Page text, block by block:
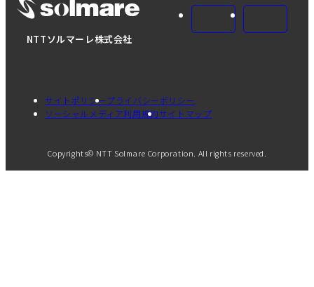
NTTソルマーレ株式会社
サイトポリシープライバシーポリシー
ソーシャルメディア利用規約サイトマップ
Copyrights© NTT Solmare Corporation. All rights reserved.